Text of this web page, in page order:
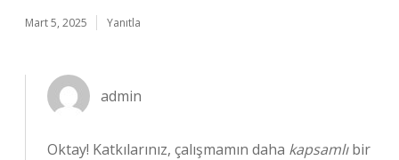
Mart 5, 2025 Yanıtla
admin
Oktay! Katkılarınız, çalışmamın daha kapsamlıbir